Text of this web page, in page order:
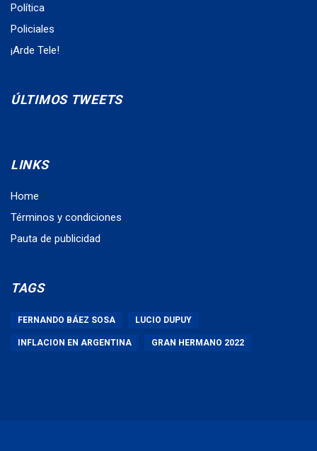
Política
Policiales
¡Arde Tele!
ÚLTIMOS TWEETS
LINKS
Home
Términos y condiciones
Pauta de publicidad
TAGS
FERNANDO BÁEZ SOSA LUCIO DUPUY
INFLACION EN ARGENTINA GRAN HERMANO 2022